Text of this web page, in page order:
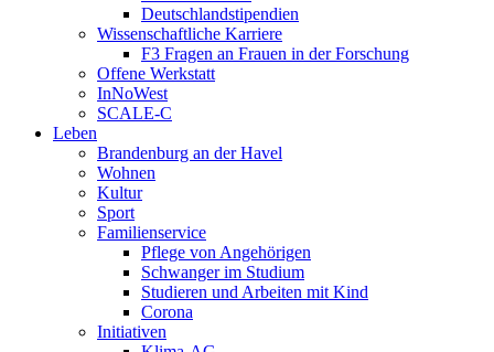
Deutschlandstipendien
Wissenschaftliche Karriere
F3 Fragen an Frauen in der Forschung
Offene Werkstatt
InNoWest
SCALE-C
Leben
Brandenburg an der Havel
Wohnen
Kultur
Sport
Familienservice
Pflege von Angehörigen
Schwanger im Studium
Studieren und Arbeiten mit Kind
Corona
Initiativen